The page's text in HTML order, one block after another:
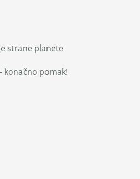
strane planete
konačno pomak!